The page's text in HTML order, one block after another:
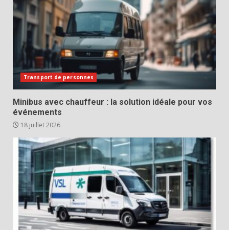
Transport de personnes
Minibus avec chauffeur : la solution idéale pour vos
événements
18 juillet 2026